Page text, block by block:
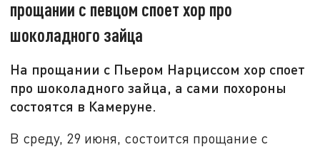
прощании с певцом споет хор про
шоколадного зайца
На прощании с Пьером Нарциссом хор споет
про шоколадного зайца, а сами похороны
состоятся в Камеруне.
В среду, 29 июня, состоится прощание с